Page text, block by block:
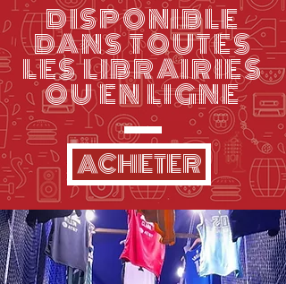
DISPONIBLE
DANS TOUTES
LES LIBRAIRIES
OU EN LIGNE
ACHETER